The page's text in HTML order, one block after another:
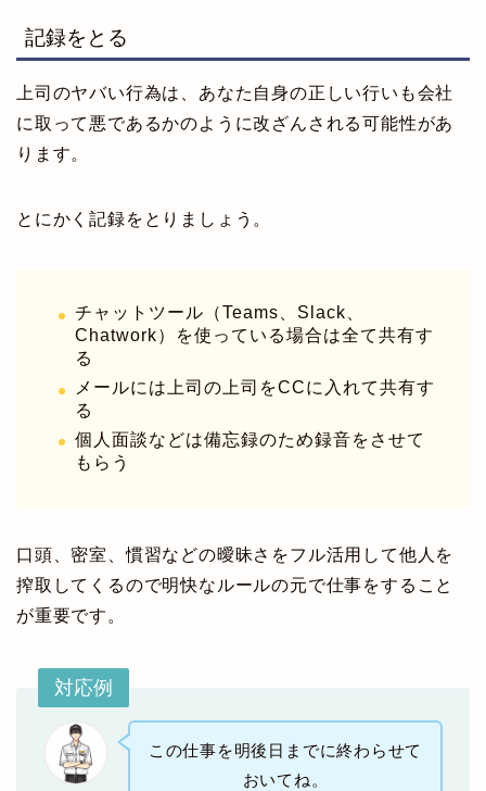
記録をとる
上司のヤバい行為は、あなた自身の正しい行いも会社
に取って悪であるかのように改ざんされる可能性があ
ります。
とにかく記録をとりましょう。
チャットツール（Teams、Slack、
Chatwork）を使っている場合は全て共有す
る
メールには上司の上司をCCに入れて共有す
る
個人面談などは備忘録のため録音をさせて
もらう
口頭、密室、慣習などの曖昧さをフル活用して他人を
搾取してくるので明快なルールの元で仕事をすること
が重要です。
対応例
この仕事を明後日までに終わらせて
おいてね。